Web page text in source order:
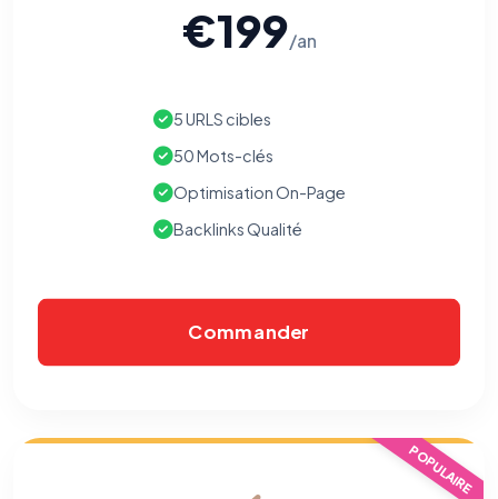
€199/an
5 URLS cibles
50 Mots-clés
Optimisation On-Page
Backlinks Qualité
Commander
POPULAIRE